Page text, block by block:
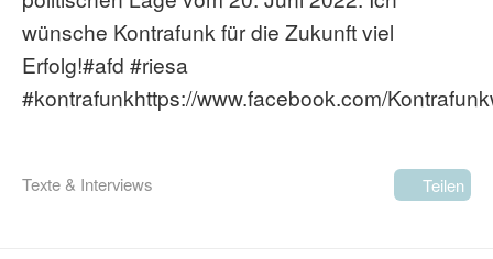
wünsche Kontrafunk für die Zukunft viel
Erfolg!#afd #riesa
#kontrafunkhttps://www.facebook.com/
Texte & Interviews Teilen